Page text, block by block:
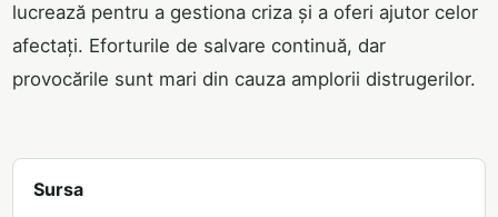
lucrează pentru a gestiona criza și a oferi ajutor celor
afectați. Eforturile de salvare continuă, dar
provocările sunt mari din cauza amplorii distrugerilor.
Sursa